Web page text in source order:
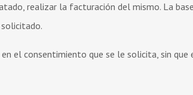
realizar la facturación del mismo. La
el consentimiento que se le solicita, sin que